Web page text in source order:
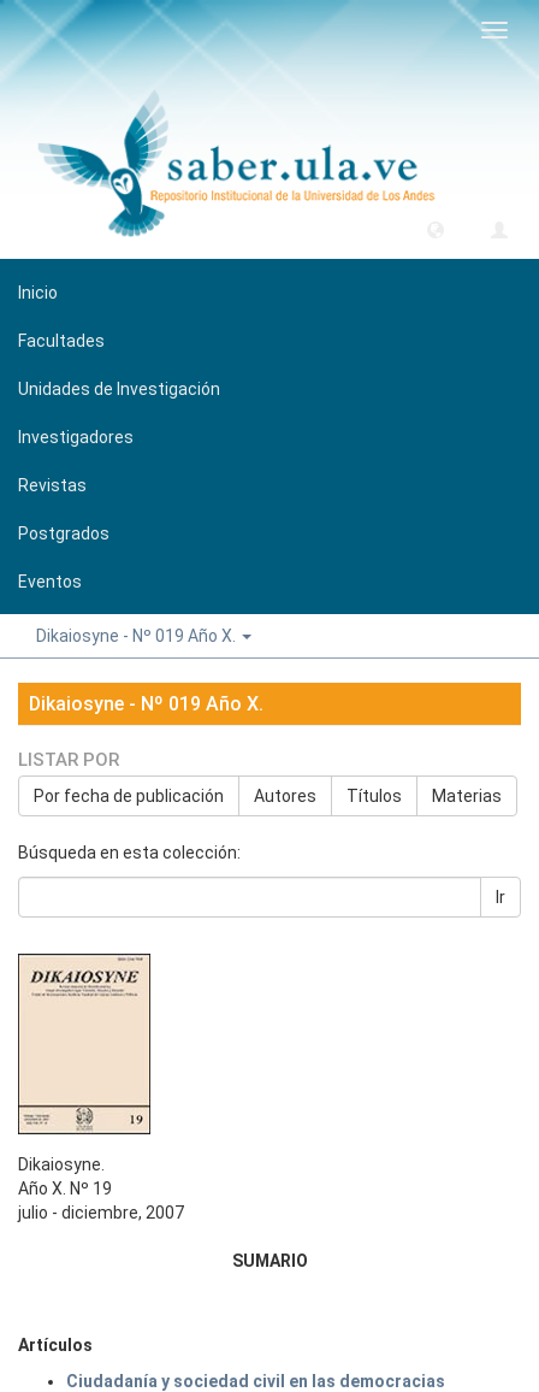
Inicio
Facultades
Unidades de Investigación
Investigadores
Revistas
Postgrados
Eventos
Dikaiosyne - Nº 019 Año X.
Dikaiosyne - Nº 019 Año X.
LISTAR POR
Por fecha de publicación Autores Títulos Materias
Búsqueda en esta colección:
Ir
Dikaiosyne.
Año X. Nº 19
julio - diciembre, 2007
SUMARIO
Artículos
Ciudadanía y sociedad civil en las democracias